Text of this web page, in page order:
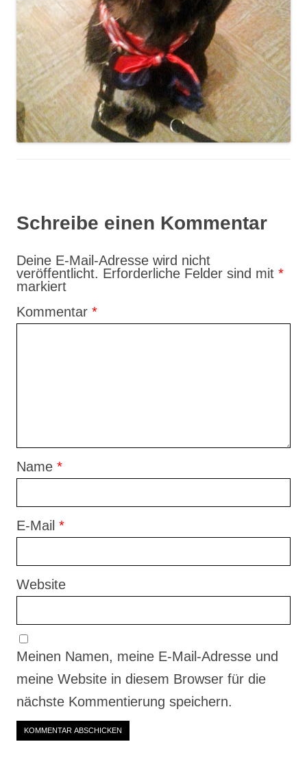
Schreibe einen Kommentar
Deine E-Mail-Adresse wird nicht
veröffentlicht. Erforderliche Felder sind mit *
markiert
Kommentar *
Name *
E-Mail *
Website
Meinen Namen, meine E-Mail-Adresse und
meine Website in diesem Browser für die
nächste Kommentierung speichern.